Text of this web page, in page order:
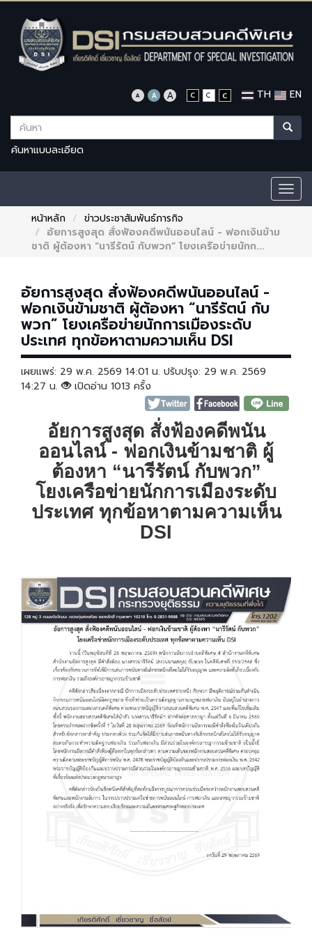
TH EN
ค้นหาแบบละเอียด
หน้าหลัก
ข่าวประชาสัมพันธ์ภารกิจ
อัยการสูงสุด สั่งฟ้องคดีพนันออนไลน์ - ฟอกเงินข้าม
ชาติ ผู้ต้องหา “นารีรัตน์ กับพวก” โยงเครือข่ายนักก...
อัยการสูงสุด สั่งฟ้องคดีพนันออนไลน์ -
ฟอกเงินข้ามชาติ ผู้ต้องหา “นารีรัตน์ กับ
พวก” โยงเครือข่ายนักการเมืองระดับ
ประเทศ ทุกข้อหาตามความเห็น DSI
เผยแพร่: 29 พ.ค. 2569 14:01 น. ปรับปรุง: 29 พ.ค. 2569
14:27 น.
เปิดอ่าน 1013 ครั้ง
อัยการสูงสุด สั่งฟ้องคดีพนัน
ออนไลน์ - ฟอกเงินข้ามชาติ ผู้
ต้องหา “นารีรัตน์ กับพวก”
โยงเครือข่ายนักการเมืองระดับ
ประเทศ ทุกข้อหาตามความเห็น
DSI